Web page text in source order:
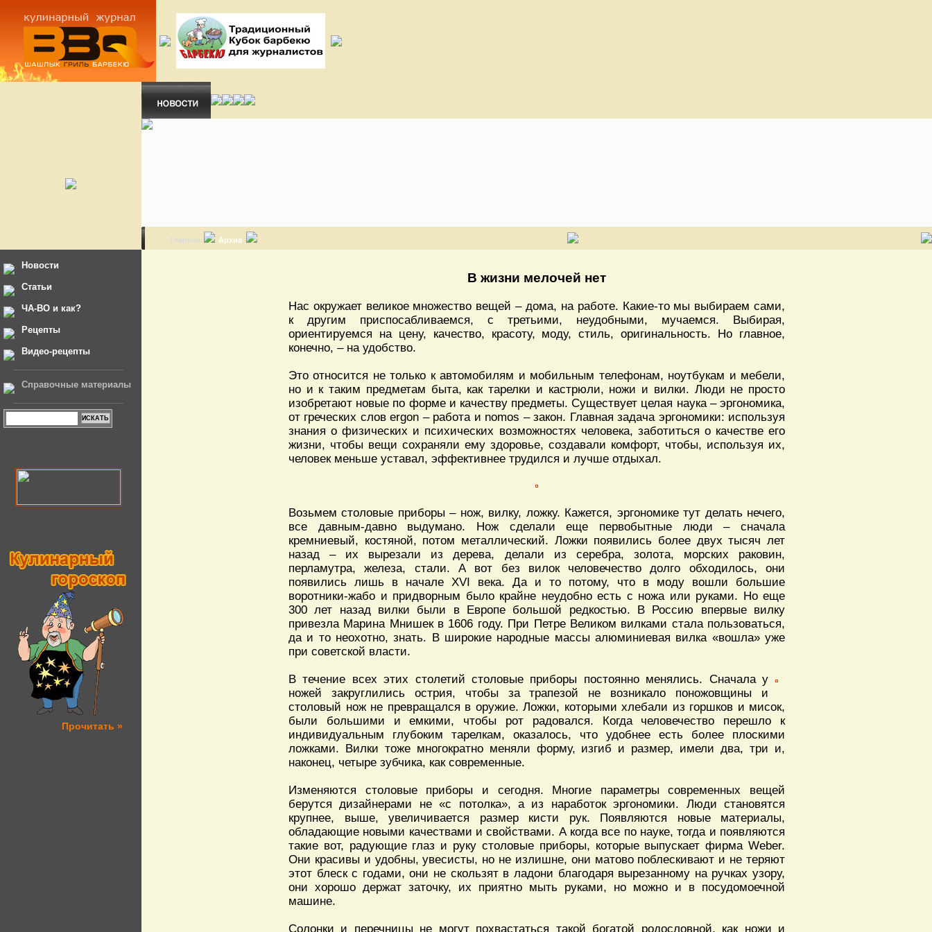
Главная Архив
Новости
Статьи
ЧА-ВО и как?
Рецепты
Видео-рецепты
Справочные материалы
Прочитать »
В жизни мелочей нет
Нас окружает великое множество вещей – дома, на работе. Какие-то мы выбираем сами,
к другим приспосабливаемся, с третьими, неудобными, мучаемся. Выбирая,
ориентируемся на цену, качество, красоту, моду, стиль, оригинальность. Но главное,
конечно, – на удобство.
Это относится не только к автомобилям и мобильным телефонам, ноутбукам и мебели,
но и к таким предметам быта, как тарелки и кастрюли, ножи и вилки. Люди не просто
изобретают новые по форме и качеству предметы. Существует целая наука – эргономика,
от греческих слов ergon – работа и nomos – закон. Главная задача эргономики: используя
знания о физических и психических возможностях человека, заботиться о качестве его
жизни, чтобы вещи сохраняли ему здоровье, создавали комфорт, чтобы, используя их,
человек меньше уставал, эффективнее трудился и лучше отдыхал.
Возьмем столовые приборы – нож, вилку, ложку. Кажется, эргономике тут делать нечего,
все давным-давно выдумано. Нож сделали еще первобытные люди – сначала
кремниевый, костяной, потом металлический. Ложки появились более двух тысяч лет
назад – их вырезали из дерева, делали из серебра, золота, морских раковин,
перламутра, железа, стали. А вот без вилок человечество долго обходилось, они
появились лишь в начале XVI века. Да и то потому, что в моду вошли большие
воротники-жабо и придворным было крайне неудобно есть с ножа или руками. Но еще
300 лет назад вилки были в Европе большой редкостью. В Россию впервые вилку
привезла Марина Мнишек в 1606 году. При Петре Великом вилками стала пользоваться,
да и то неохотно, знать. В широкие народные массы алюминиевая вилка «вошла» уже
при советской власти.
В течение всех этих столетий столовые приборы постоянно менялись. Сначала у
ножей закруглились острия, чтобы за трапезой не возникало поножовщины и
столовый нож не превращался в оружие. Ложки, которыми хлебали из горшков и мисок,
были большими и емкими, чтобы рот радовался. Когда человечество перешло к
индивидуальным глубоким тарелкам, оказалось, что удобнее есть более плоскими
ложками. Вилки тоже многократно меняли форму, изгиб и размер, имели два, три и,
наконец, четыре зубчика, как современные.
Изменяются столовые приборы и сегодня. Многие параметры современных вещей
берутся дизайнерами не «с потолка», а из наработок эргономики. Люди становятся
крупнее, выше, увеличивается размер кисти рук. Появляются новые материалы,
обладающие новыми качествами и свойствами. А когда все по науке, тогда и появляются
такие вот, радующие глаз и руку столовые приборы, которые выпускает фирма Weber.
Они красивы и удобны, увесисты, но не излишне, они матово поблескивают и не теряют
этот блеск с годами, они не скользят в ладони благодаря вырезанному на ручках узору,
они хорошо держат заточку, их приятно мыть руками, но можно и в посудомоечной
машине.
Солонки и перечницы не могут похвастаться такой богатой родословной, как ножи и